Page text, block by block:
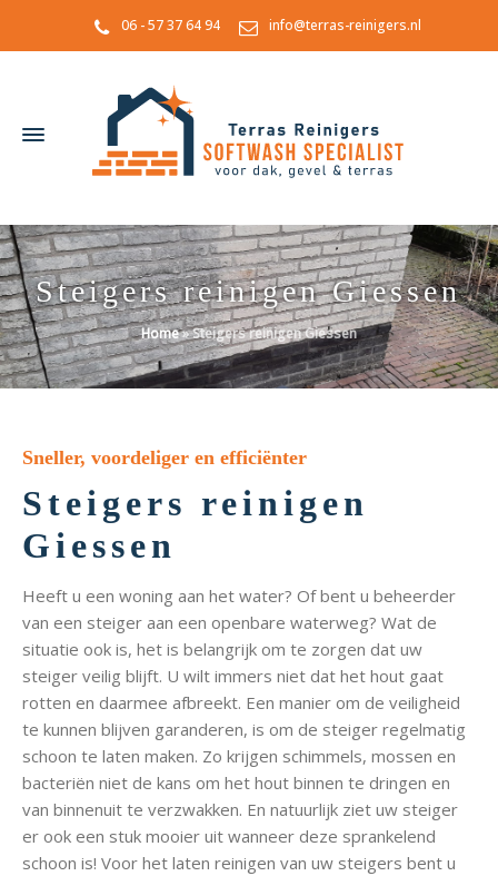
06 - 57 37 64 94 info@terras-reinigers.nl
Steigers reinigen Giessen
Home»Steigers reinigen Giessen
Sneller, voordeliger en efficiënter
Steigers reinigen
Giessen
Heeft u een woning aan het water? Of bent u beheerder
van een steiger aan een openbare waterweg? Wat de
situatie ook is, het is belangrijk om te zorgen dat uw
steiger veilig blijft. U wilt immers niet dat het hout gaat
rotten en daarmee afbreekt. Een manier om de veiligheid
te kunnen blijven garanderen, is om de steiger regelmatig
schoon te laten maken. Zo krijgen schimmels, mossen en
bacteriën niet de kans om het hout binnen te dringen en
van binnenuit te verzwakken. En natuurlijk ziet uw steiger
er ook een stuk mooier uit wanneer deze sprankelend
schoon is! Voor het laten reinigen van uw steigers bent u